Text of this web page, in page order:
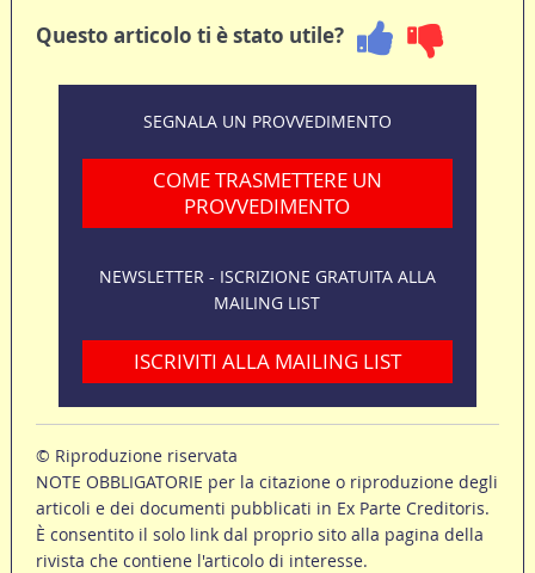
Questo articolo ti è stato utile?
SEGNALA UN PROVVEDIMENTO
COME TRASMETTERE UN
PROVVEDIMENTO
NEWSLETTER - ISCRIZIONE GRATUITA ALLA
MAILING LIST
ISCRIVITI ALLA MAILING LIST
© Riproduzione riservata
NOTE OBBLIGATORIE per la citazione o riproduzione degli
articoli e dei documenti pubblicati in Ex Parte Creditoris.
È consentito il solo link dal proprio sito alla pagina della
rivista che contiene l'articolo di interesse.